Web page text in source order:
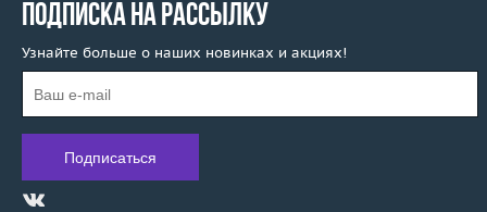
ПОДПИСКА НА РАССЫЛКУ
Узнайте больше о наших новинках и акциях!